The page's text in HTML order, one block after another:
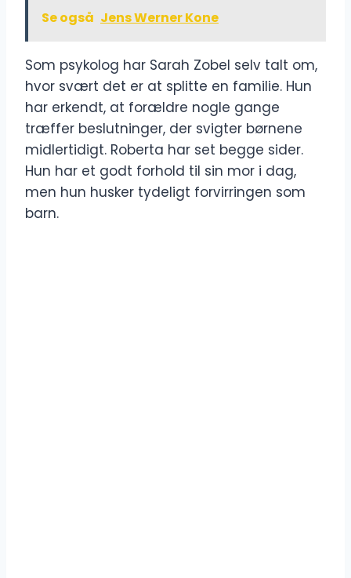
Se også Jens Werner Kone
Som psykolog har Sarah Zobel selv talt om,
hvor svært det er at splitte en familie. Hun
har erkendt, at forældre nogle gange
træffer beslutninger, der svigter børnene
midlertidigt. Roberta har set begge sider.
Hun har et godt forhold til sin mor i dag,
men hun husker tydeligt forvirringen som
barn.